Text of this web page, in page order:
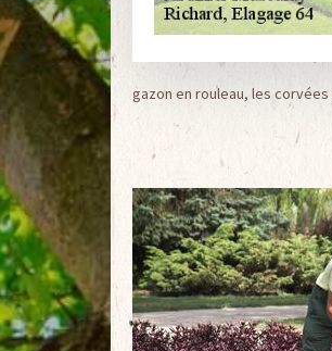
gazon en rouleau, les